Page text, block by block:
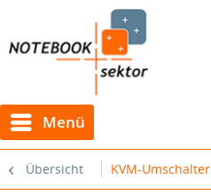
Menü
Übersicht KVM-Umschalter